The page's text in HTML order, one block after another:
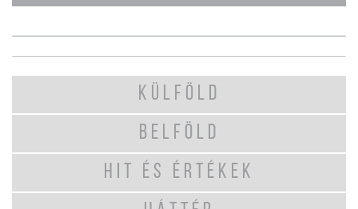
KÜLFÖLD
BELFÖLD
HIT ÉS ÉRTÉKEK